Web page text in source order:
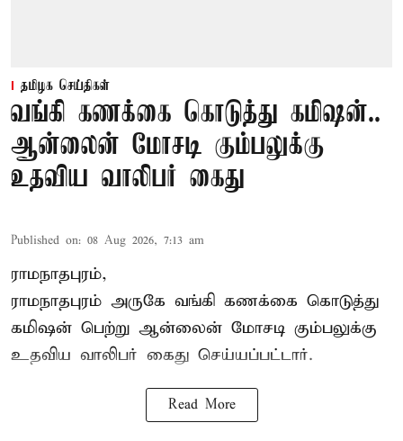
தமிழக செய்திகள்
வங்கி கணக்கை கொடுத்து கமிஷன்..
ஆன்லைன் மோசடி கும்பலுக்கு
உதவிய வாலிபர் கைது
Published on: 08 Aug 2026, 7:13 am
ராமநாதபுரம்,
ராமநாதபுரம் அருகே வங்கி கணக்கை கொடுத்து
கமிஷன் பெற்று ஆன்லைன் மோசடி கும்பலுக்கு
உதவிய வாலிபர் கைது செய்யப்பட்டார்.
Read More